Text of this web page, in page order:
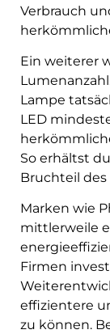
Verbrauch
Ein weiterer
Lampe
LED
So erhältst
Bruchteil des
Marken wie
mittlerweile
Firmen
effizientere
zu können.